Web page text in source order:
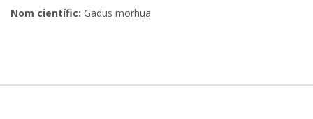
Nom científic: Gadus morhua